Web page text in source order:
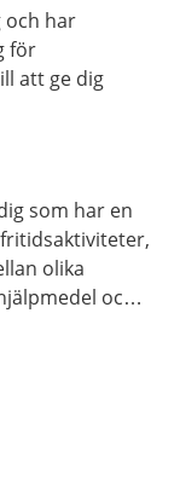
och har
för
att ge dig
som har en
olika
och